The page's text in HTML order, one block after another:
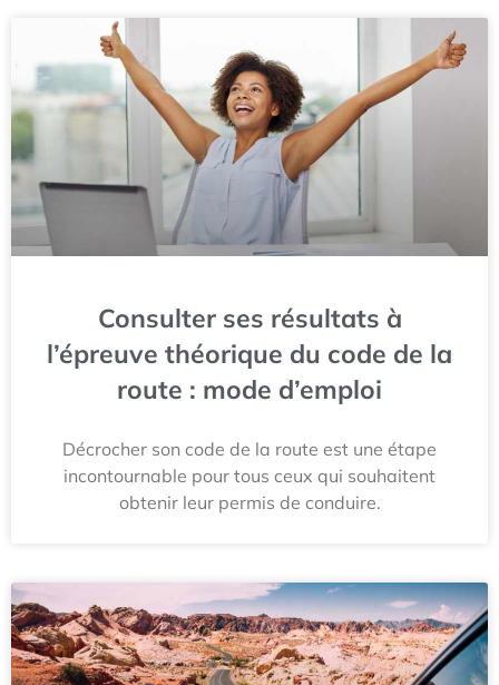
Consulter ses résultats à
l’épreuve théorique du code de la
route : mode d’emploi
Décrocher son code de la route est une étape
incontournable pour tous ceux qui souhaitent
obtenir leur permis de conduire.